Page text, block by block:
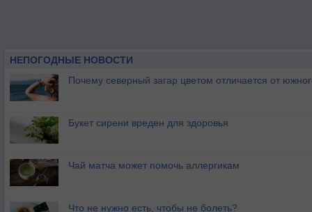
НЕПОГОДНЫЕ НОВОСТИ
Почему северный загар цветом отличается от
Букет сирени вреден для здоровья
Чай матча может помочь аллергикам
Что не нужно есть, чтобы не болеть?